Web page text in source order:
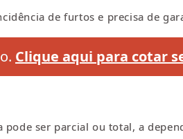
de furtos e precisa de
Clique aqui para cotar
ser parcial ou total, a